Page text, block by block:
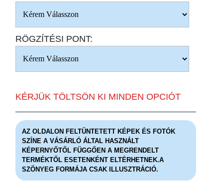
RÖGZÍTÉSI PONT:
KÉRJÜK TÖLTSÖN KI MINDEN OPCIÓT
AZ OLDALON FELTÜNTETETT KÉPEK ÉS FOTÓK
SZÍNE A VÁSÁRLÓ ÁLTAL HASZNÁLT
KÉPERNYŐTŐL FÜGGŐEN A MEGRENDELT
TERMÉKTŐL ESETENKÉNT ELTÉRHETNEK.A
SZÖNYEG FORMÁJA CSAK ILLUSZTRÁCIÓ.